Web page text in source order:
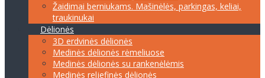
Žaidimai berniukams. Mašinėlės, parkingas, keliai,
traukinukai
Dėlionės
3D erdvinės dėlionės
Medinės dėlionės rėmeliuose
Medinės dėlionės su rankenėlėmis
Medinės reljefinės dėlionės